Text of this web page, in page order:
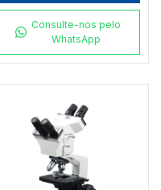
Consulte-nos pelo
WhatsApp